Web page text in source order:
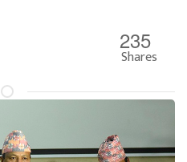
235
Shares